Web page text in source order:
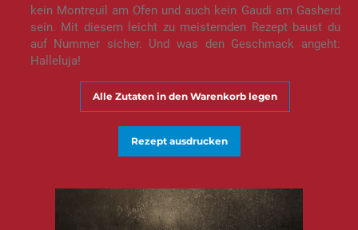
kein Montreuil am Ofen und auch kein Gaudi am Gasherd
sein. Mit diesem leicht zu meisternden Rezept baust du
auf Nummer sicher. Und was den Geschmack angeht:
Halleluja!
Alle Zutaten in den Warenkorb legen
Rezept ausdrucken